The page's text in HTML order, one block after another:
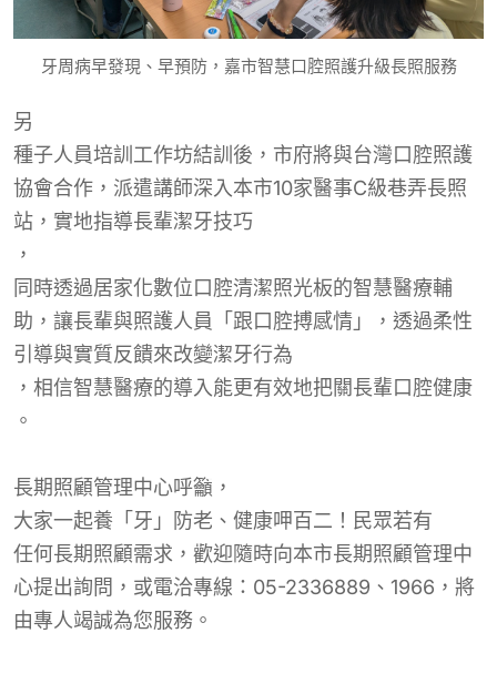
牙周病早發現、早預防，嘉市智慧口腔照護升級長照服務
另
種子人員培訓工作坊結訓後，市府將與台灣口腔照護
協會合作，派遣講師深入本市10家醫事C級巷弄長照
站，實地指導長輩潔牙技巧
，
同時透過居家化數位口腔清潔照光板的智慧醫療輔
助，讓長輩與照護人員「跟口腔搏感情」，透過柔性
引導與實質反饋來改變潔牙行為
， 相信智慧醫療的導入能更有效地把關長輩口腔健康
。
長期照顧管理中心呼籲，
大家一起養「牙」防老、健康呷百二！民眾若有
任何長期照顧需求，歡迎隨時向本市長期照顧管理中
心提出詢問，或電洽專線：05-2336889、1966，將
由專人竭誠為您服務。